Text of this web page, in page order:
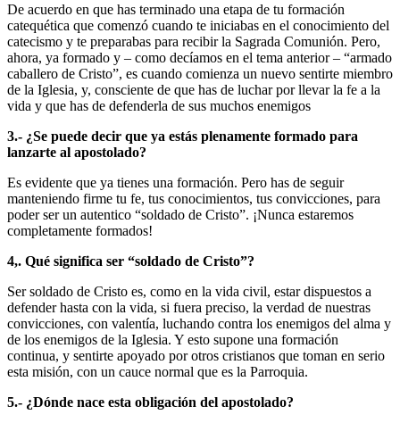
De acuerdo en que has terminado una etapa de tu formación
catequética que comenzó cuando te iniciabas en el conocimiento del
catecismo y te preparabas para recibir la Sagrada Comunión. Pero,
ahora, ya formado y – como decíamos en el tema anterior – “armado
caballero de Cristo”, es cuando comienza un nuevo sentirte miembro
de la Iglesia, y, consciente de que has de luchar por llevar la fe a la
vida y que has de defenderla de sus muchos enemigos
3.- ¿Se puede decir que ya estás plenamente formado para
lanzarte al apostolado?
Es evidente que ya tienes una formación. Pero has de seguir
manteniendo firme tu fe, tus conocimientos, tus convicciones, para
poder ser un autentico “soldado de Cristo”. ¡Nunca estaremos
completamente formados!
4,. Qué significa ser “soldado de Cristo”?
Ser soldado de Cristo es, como en la vida civil, estar dispuestos a
defender hasta con la vida, si fuera preciso, la verdad de nuestras
convicciones, con valentía, luchando contra los enemigos del alma y
de los enemigos de la Iglesia. Y esto supone una formación
continua, y sentirte apoyado por otros cristianos que toman en serio
esta misión, con un cauce normal que es la Parroquia.
5.- ¿Dónde nace esta obligación del apostolado?